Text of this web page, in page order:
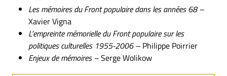
Les mémoires du Front populaire dans les années 68 –
Xavier Vigna
L’empreinte mémorielle du Front populaire sur les
politiques culturelles 1955-2006 – Philippe Poirrier
Enjeux de mémoires –Serge Wolikow